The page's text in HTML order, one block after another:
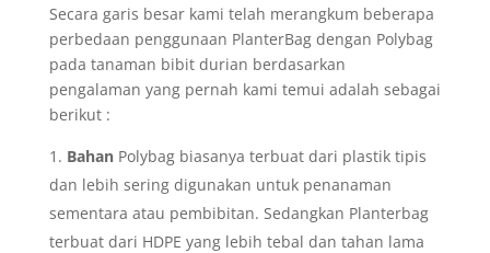
Secara garis besar kami telah merangkum beberapa
perbedaan penggunaan PlanterBag dengan Polybag
pada tanaman bibit durian berdasarkan
pengalaman yang pernah kami temui adalah sebagai
berikut :
Bahan Polybag biasanya terbuat dari plastik tipis
dan lebih sering digunakan untuk penanaman
sementara atau pembibitan. Sedangkan Planterbag
terbuat dari HDPE yang lebih tebal dan tahan lama